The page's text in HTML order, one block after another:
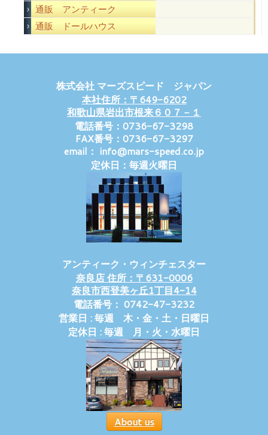
通販 アンティーク
通販 ドールハウス
株式会社 マーズスピード ジャパン
本社住所：〒649-6202
和歌山県岩出市根来６０７－１
電話番号：0736-67-3298
FAX番号：0736-67-3297
email： info@mars-speed.co.jp
定休日：毎週火曜日
アンティーク・ウィンチェスター
奈良店 住所：〒631-0006
奈良市西登美ヶ丘1丁目4-14
電話番号： 0742-47-3232
営業日 : 毎週 木・金・土・日曜日
定休日 : 毎週 月・火・水曜日
About us